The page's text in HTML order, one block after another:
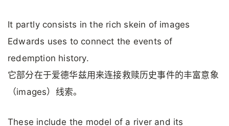
It partly consists in the rich skein of images
Edwards uses to connect the events of
redemption history.
它部分在于爱德华兹用来连接救赎历史事件的丰富意象
（images）线索。
These include the model of a river and its